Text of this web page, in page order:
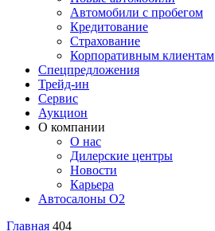
Автомобили с пробегом
Кредитование
Страхование
Корпоративным клиентам
Спецпредложения
Трейд-ин
Сервис
Аукцион
О компании
О нас
Дилерские центры
Новости
Карьера
Автосалоны O2
Главная 404